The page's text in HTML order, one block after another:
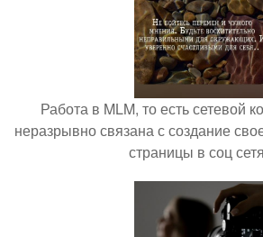
Работа в MLM, то есть сетевой
неразрывно связана с создание
страницы в соц